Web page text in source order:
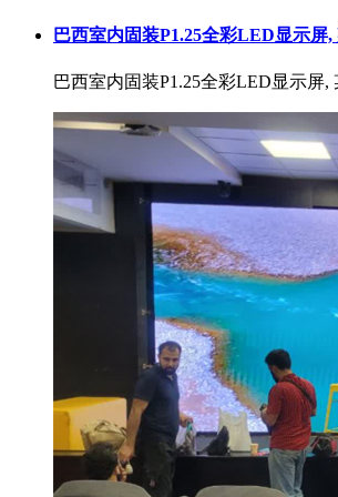
巴西室内固装P1.25全彩LED显示
巴西室内固装P1.25全彩LED显示屏